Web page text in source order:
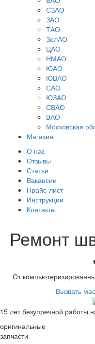
СЗАО
ЗАО
ТАО
ЗелАО
ЦАО
НМАО
ЮАО
ЮВАО
САО
ЮЗАО
СВАО
ВАО
Московская
Магазин
О нас
Отзывы
Статьи
Вакансии
Прайс-лист
Инструкции
Контакты
Ремонт
От
Вызвать
15 летбезупречной работы
оригинальные
запчасти